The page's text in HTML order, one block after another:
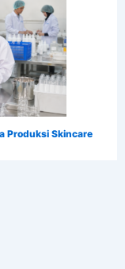
Produksi Skincare